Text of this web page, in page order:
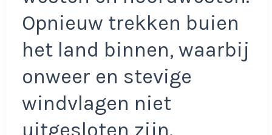
Opnieuw trekken buien
het land binnen, waarbij
onweer en stevige
windvlagen niet